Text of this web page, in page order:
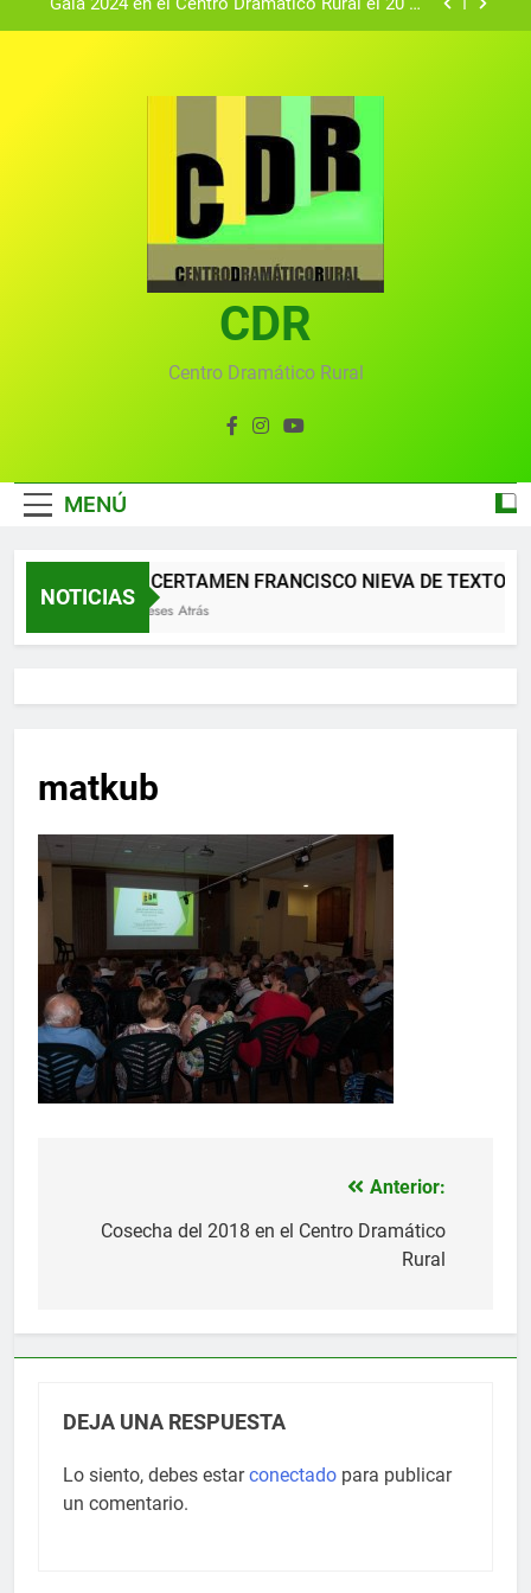
Gala 2024 en el Centro Dramático Rural el 20 de
convocado por el Centro Dramático Rural de Mira
(Cuenca)
Gala anual virtual del Centro Dramático Rural de
Gala del Centro Dramático Rural 2025
Gala 2024 en el Centro Dramático Rural el 20 de
Textos seleccionados en el VI Certamen
Francisco Nieva de piezas breves teatrales
convocado por el Centro Dramático Rural de Mira
Gala anual virtual del Centro Dramático Rural de
CDR
Centro Dramático Rural
MENÚ
NOTICIAS
XII CERTAMEN FRANCISCO NIEVA DE TEXTOS
2 Meses Atrás
matkub
Anterior:
Cosecha del 2018 en el Centro Dramático
Rural
DEJA UNA RESPUESTA
Lo siento, debes estarconectado para publicar
un comentario.